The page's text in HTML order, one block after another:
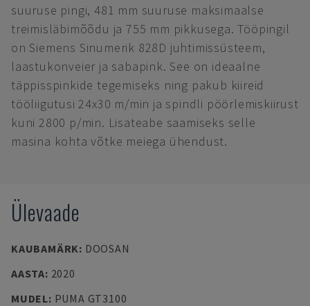
suuruse pingi, 481 mm suuruse maksimaalse
treimisläbimõõdu ja 755 mm pikkusega. Tööpingil
on Siemens Sinumerik 828D juhtimissüsteem,
laastukonveier ja sabapink. See on ideaalne
täppisspinkide tegemiseks ning pakub kiireid
tööliigutusi 24x30 m/min ja spindli pöörlemiskiirust
kuni 2800 p/min. Lisateabe saamiseks selle
masina kohta võtke meiega ühendust.
Ülevaade
KAUBAMÄRK: DOOSAN
AASTA: 2020
MUDEL: PUMA GT3100